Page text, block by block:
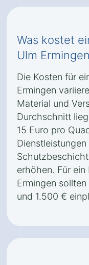
Was kostet
Ulm
Die Kosten für
Ermingen
Material und
Durchschnitt
15 Euro pro
erhöhen. Für ein
Ermingen
und 1.500 €